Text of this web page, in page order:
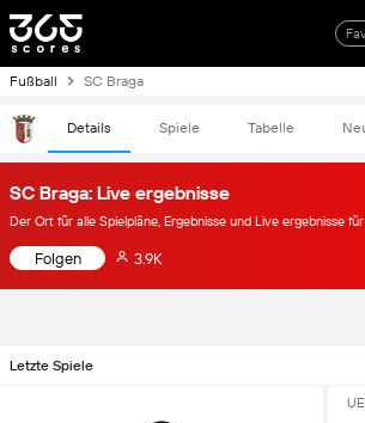
Fußball SC Braga
Details Spiele Tabelle
SC Braga: Live ergebnisse
Der Ort für alle Spielpläne, Ergebnisse und Live ergebnisse
Folgen 3.9K
Letzte Spiele